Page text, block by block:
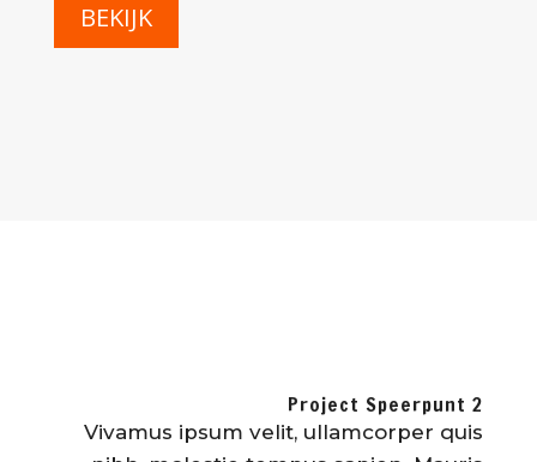
BEKIJK
Project Speerpunt 2
Vivamus ipsum velit, ullamcorper quis